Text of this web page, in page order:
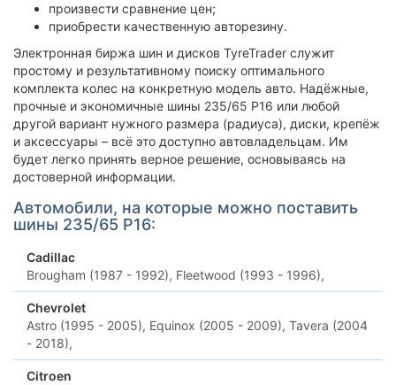
произвести сравнение цен;
приобрести качественную авторезину.
Электронная биржа шин и дисков TyreTrader служит
простому и результативному поиску оптимального
комплекта колес на конкретную модель авто. Надёжные,
прочные и экономичные шины 235/65 Р16 или любой
другой вариант нужного размера (радиуса), диски, крепёж
и аксессуары – всё это доступно автовладельцам. Им
будет легко принять верное решение, основываясь на
достоверной информации.
Автомобили, на которые можно поставить
шины 235/65 Р16:
Cadillac
Brougham (1987 - 1992), Fleetwood (1993 - 1996),
Chevrolet
Astro (1995 - 2005), Equinox (2005 - 2009), Tavera (2004
- 2018),
Citroen